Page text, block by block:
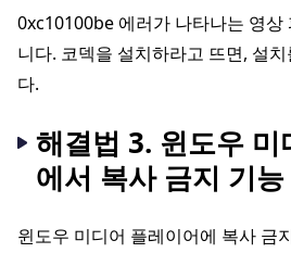
0xc10100be 에러가 나타나는 영상
니다. 코덱을 설치하라고 뜨면, 설
다.
해결법 3. 윈도우 미
에서 복사 금지 기
윈도우 미디어 플레이어에 복사 금